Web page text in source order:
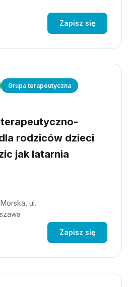
Zapisz się
Grupa terapeutyczna
rodziców dzieci
jak latarnia
ul.
Zapisz się